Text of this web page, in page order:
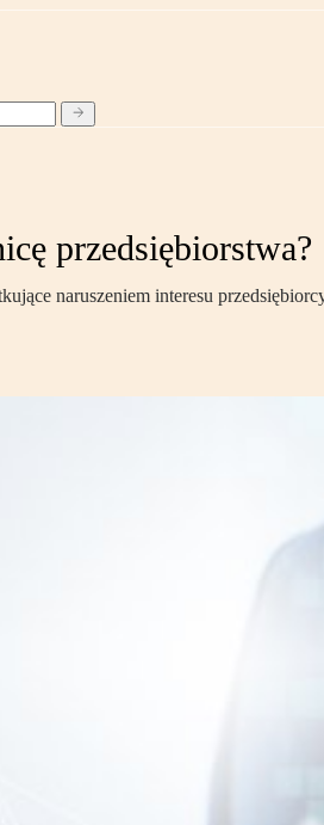
przedsiębiorstwa?
naruszeniem interesu